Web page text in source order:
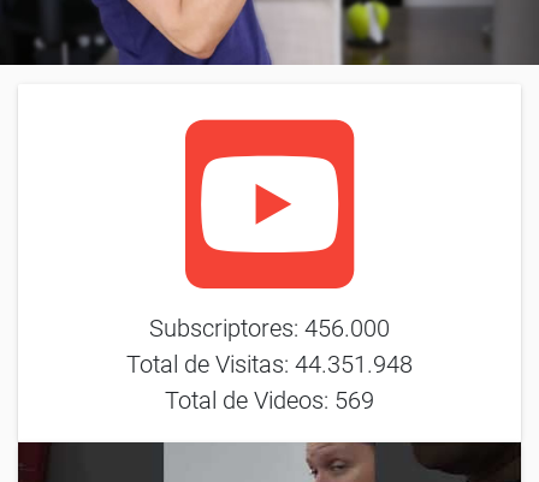
Subscriptores: 456.000
Total de Visitas: 44.351.948
Total de Videos: 569